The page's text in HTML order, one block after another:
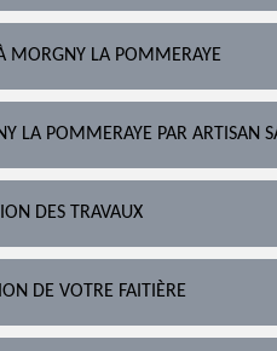
MORGNY LA POMMERAYE
LA POMMERAYE PAR ARTISAN
DES TRAVAUX
DE VOTRE FAITIÈRE